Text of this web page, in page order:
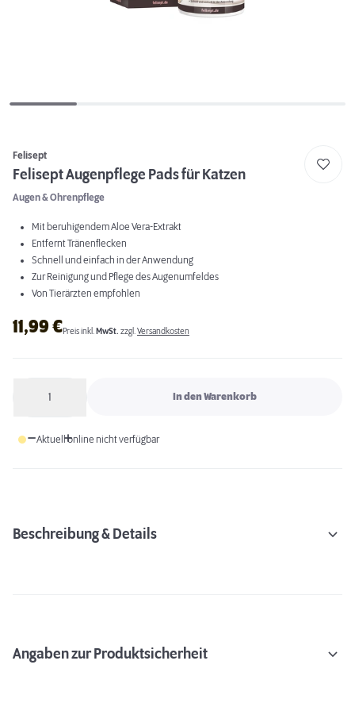
Felisept
Felisept Augenpflege Pads für Katzen
Augen & Ohrenpflege
Mit beruhigendem Aloe Vera-Extrakt
Entfernt Tränenflecken
Schnell und einfach in der Anwendung
Zur Reinigung und Pflege des Augenumfeldes
Von Tierärzten empfohlen
11,99€Preis inkl. MwSt. zzgl.Versandkosten
1 In den Warenkorb
Aktuell online nicht verfügbar
Beschreibung & Details
Angaben zur Produktsicherheit